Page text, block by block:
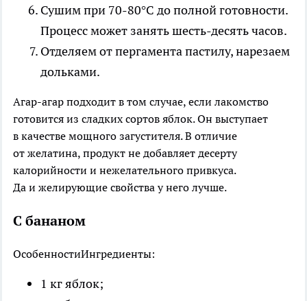
Сушим при 70-80°C до полной готовности.
Процесс может занять шесть-десять часов.
Отделяем от пергамента пастилу, нарезаем
дольками.
Агар-агар подходит в том случае, если лакомство
готовится из сладких сортов яблок. Он выступает
в качестве мощного загустителя. В отличие
от желатина, продукт не добавляет десерту
калорийности и нежелательного привкуса.
Да и желирующие свойства у него лучше.
С бананом
ОсобенностиИнгредиенты:
1 кг яблок;